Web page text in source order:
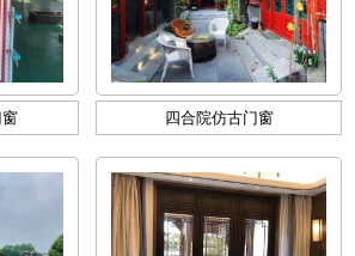
四合院仿古门窗